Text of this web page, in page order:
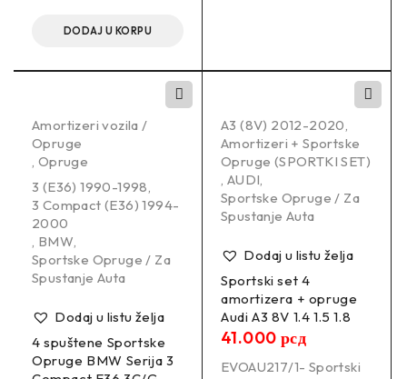
FORD FIESTA VI (JA8_, CB1, CCN) 06/2008-12/2018 1.6
Hatchback Petrol 89 KW 1596 ccm 4 Front Wheel Drive
FORD FIESTA VI (JA8_, CB1, CCN) 06/2008-12/2018 1.6
Hatchback Petrol 90 KW 1597 ccm 4 Front Wheel Drive
FORD FIESTA VI (JA8_, CB1, CCN) 06/2008-12/2018 1.6 Ti
Hatchback Petrol 77 KW 1596 ccm 4 Front Wheel Drive
DODAJ U KORPU
Amortizeri vozila /
Opruge
, Opruge
3 (E36) 1990-1998,
3 Compact (E36) 1994-
2000
, BMW,
Sportske Opruge / Za
Spustanje Auta
Dodaj u listu želja
4 spuštene Sportske
Opruge BMW Serija 3
A3 (8V) 2012-2020,
Amortizeri + Sportske
Opruge (SPORTKI SET)
, AUDI,
Sportske Opruge / Za
Spustanje Auta
Dodaj u listu želja
Sportski set 4
amortizera + opruge
Audi A3 8V 1.4 1.5 1.8
41.000 рсд
EVOAU217/1​ - Sportski